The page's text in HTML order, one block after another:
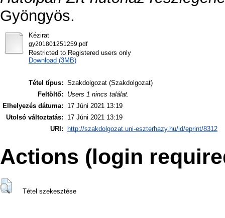
Gyöngyös.
Kézirat
gy201801251259.pdf
Restricted to Registered users only
Download (3MB)
Tétel típus: Szakdolgozat (Szakdolgozat)
Feltöltő:
Users 1 nincs találat.
Elhelyezés dátuma:
17 Júni 2021 13:19
Utolsó változtatás:
17 Júni 2021 13:19
URI:
http://szakdolgozat.uni-eszterhazy.hu/id/eprint/8312
Actions (login
Tétel szekesztése